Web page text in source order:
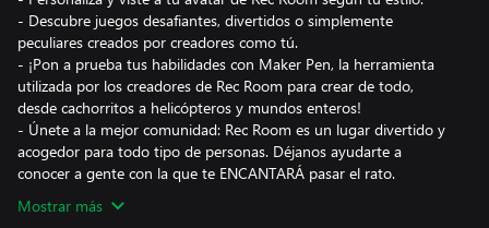
- Descubre juegos desafiantes, divertidos o simplemente
peculiares creados por creadores como tú.
- ¡Pon a prueba tus habilidades con Maker Pen, la herramienta
utilizada por los creadores de Rec Room para crear de todo,
desde cachorritos a helicópteros y mundos enteros!
- Únete a la mejor comunidad: Rec Room es un lugar divertido y
acogedor para todo tipo de personas. Déjanos ayudarte a
conocer a gente con la que te ENCANTARÁ pasar el rato.
Mostrar más